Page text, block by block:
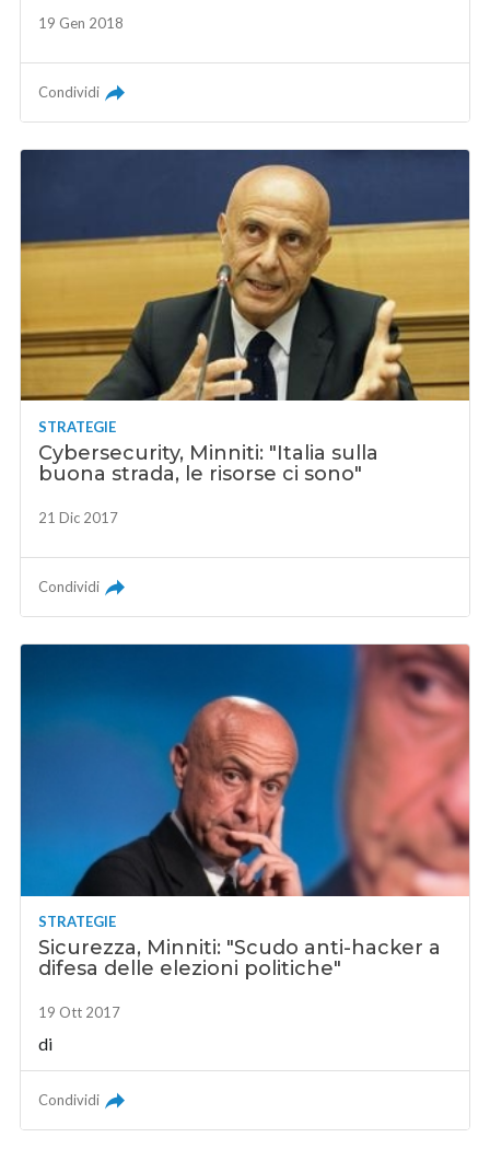
19 Gen 2018
Condividi
STRATEGIE
Cybersecurity, Minniti: "Italia sulla
buona strada, le risorse ci sono"
21 Dic 2017
Condividi
STRATEGIE
Sicurezza, Minniti: "Scudo anti-hacker a
difesa delle elezioni politiche"
19 Ott 2017
di
Condividi